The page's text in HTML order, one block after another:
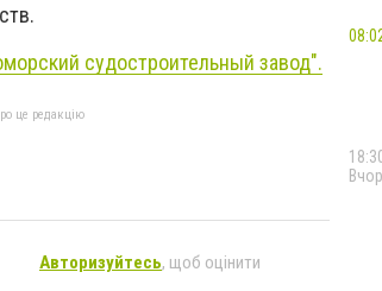
судостроительный завод".
це редакцію
Авторизуйтесь, щоб оцінити